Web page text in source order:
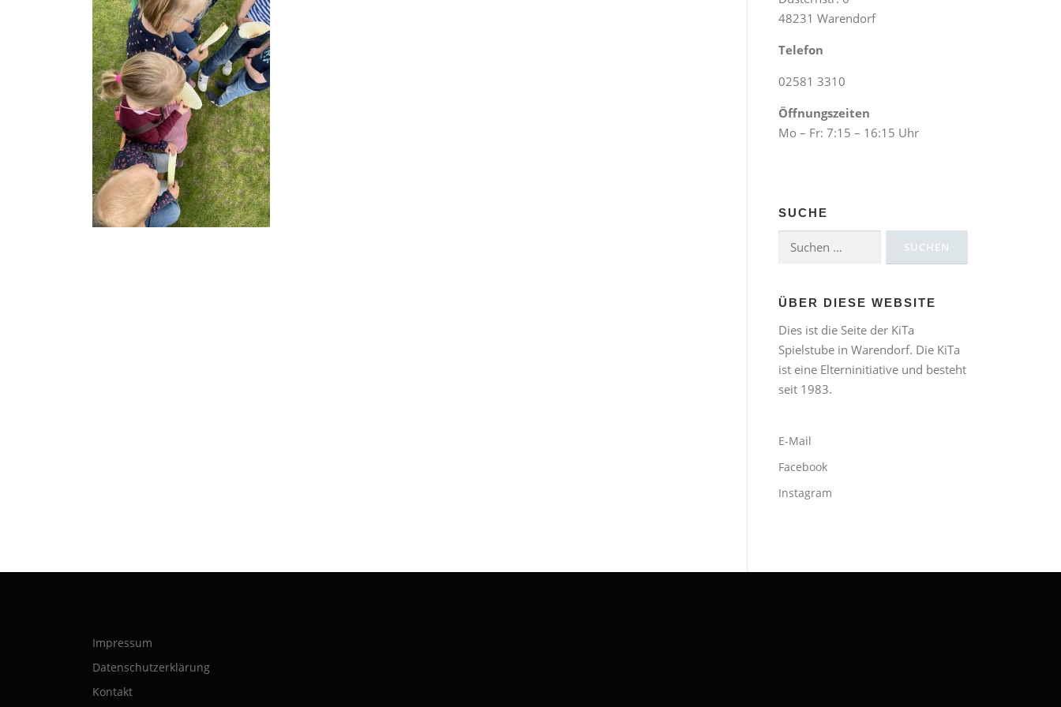
48231 Warendorf
Telefon
02581 3310
Öffnungszeiten
Mo – Fr: 7:15 – 16:15 Uhr
SUCHE
Suchen
ÜBER DIESE WEBSITE
Dies ist die Seite der KiTa
Spielstube in Warendorf. Die KiTa
ist eine Elterninitiative und besteht
seit 1983.
E-Mail
Facebook
Instagram
Impressum
Datenschutzerklärung
Kontakt